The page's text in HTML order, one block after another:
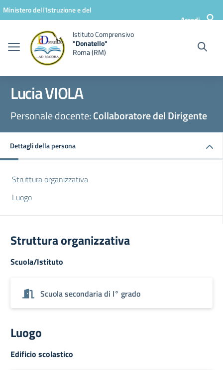
Vai ai contenuti
Vai al menu di navigazione
Vai al footer
Ministero dell'Istruzione e del
Accedi
Istituto Comprensivo
"Donatello"
Roma (RM)
Lucia VIOLA
Personale docente:Collaboratore del Dirigente
Dettagli della persona
Struttura organizzativa
Luogo
Struttura organizzativa
Scuola/Istituto
Scuola secondaria di I° grado
Luogo
Edificio scolastico